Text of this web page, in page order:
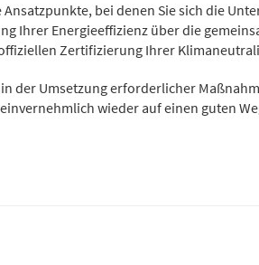
bei denen Sie sich die
Ihrer Energieeffizienz über die
Zertifizierung Ihrer
der Umsetzung erforderlicher
wieder auf einen guten